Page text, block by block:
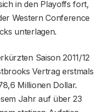
in den Playoffs fort,
Western Conference
unterlagen.
Saison 2011/12
Vertrag erstmals
Millionen Dollar.
Jahr auf über 23